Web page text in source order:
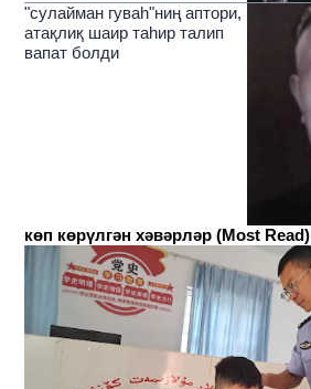
"сулайман гуваһ"ниң аптори,
атақлиқ шаир таһир талип
вапат болди
көп көрүлгән хәвәрләр (Most Read)